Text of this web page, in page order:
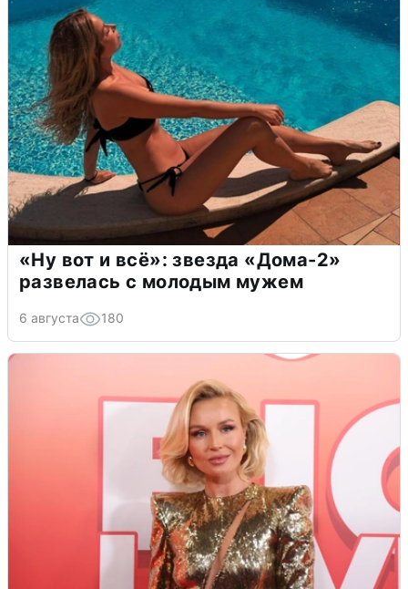
«Ну вот и всё»: звезда «Дома-2»
развелась с молодым мужем
6 августа 180